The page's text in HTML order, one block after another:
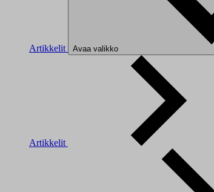
Artikkelit Avaa valikko
Artikkelit